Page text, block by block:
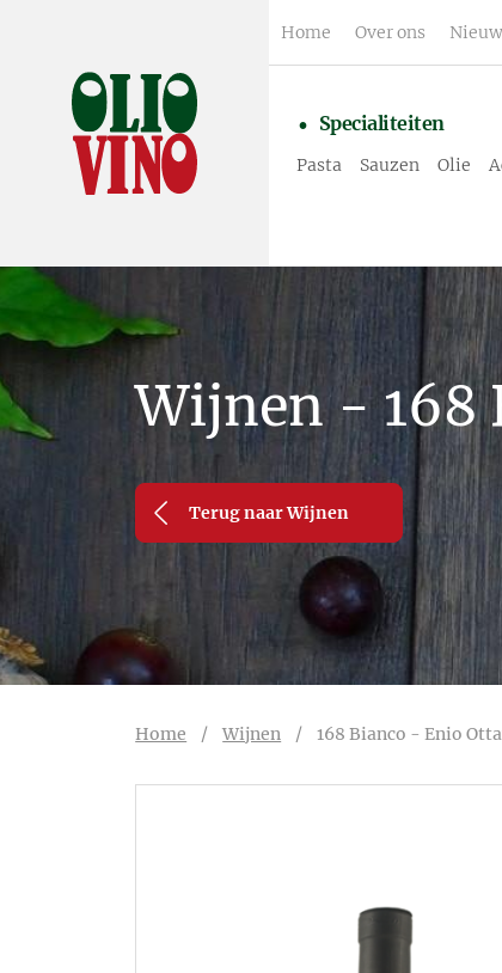
Home Over ons
Specialiteiten
Pasta Sauzen Olie
Wijnen - 168
Terug naar Wijnen
Home /Wijnen /168 Bianco - Enio